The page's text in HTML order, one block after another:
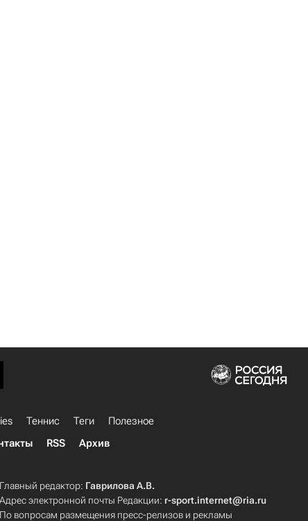
Теннис Теги
Полезное
RSS Архив
Главный редактор: Гаврилова А.В.
Адрес электронной почты Редакции: r-sport.internet@ria.ru
По вопросам размещения пресс-релизов и рекламы